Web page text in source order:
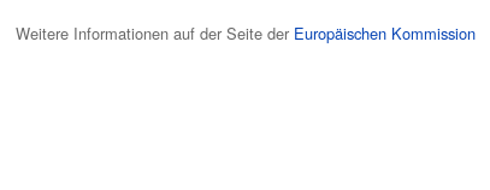
Weitere Informationen auf der Seite der Europäischen Kommission